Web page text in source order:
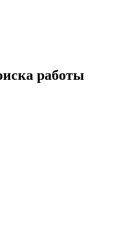
работы